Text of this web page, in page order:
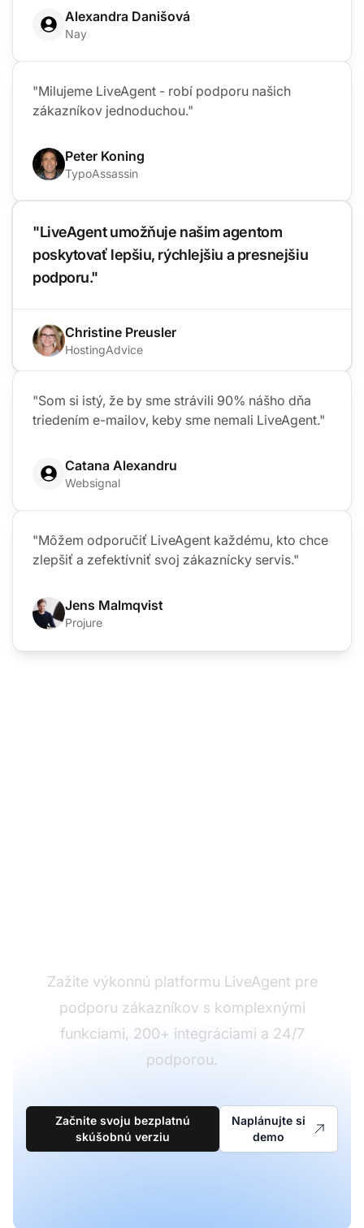
Alexandra Danišová
Nay
"Milujeme LiveAgent - robí podporu našich
zákazníkov jednoduchou."
Peter Koning
TypoAssassin
"LiveAgent umožňuje našim agentom
poskytovať lepšiu, rýchlejšiu a presnejšiu
podporu."
Christine Preusler
HostingAdvice
"Som si istý, že by sme strávili 90% nášho dňa
triedením e-mailov, keby sme nemali LiveAgent."
Catana Alexandru
Websignal
"Môžem odporučiť LiveAgent každému, kto chce
zlepšiť a zefektívniť svoj zákaznícky servis."
Jens Malmqvist
Projure
Zažite výkonnú platformu LiveAgent pre
podporu zákazníkov s komplexnými
funkciami, 200+ integráciami a 24/7
podporou.
Začnite svoju bezplatnú
skúšobnú verziu
Naplánujte si
demo